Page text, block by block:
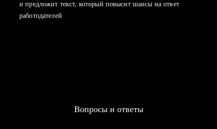
и предложит текст, который повысит шансы на ответ
работодателей
Вопросы и ответы